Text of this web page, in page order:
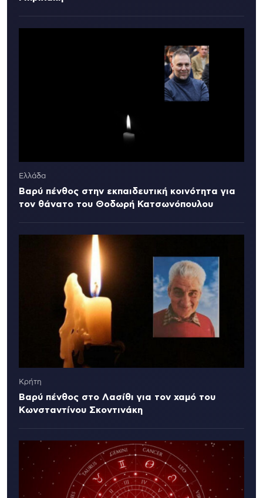
Ελλάδα
Βαρύ πένθος στην εκπαιδευτική κοινότητα για
τον θάνατο του Θοδωρή Κατσωνόπουλου
Κρήτη
Βαρύ πένθος στο Λασίθι για τον χαμό του
Κωνσταντίνου Σκοντινάκη